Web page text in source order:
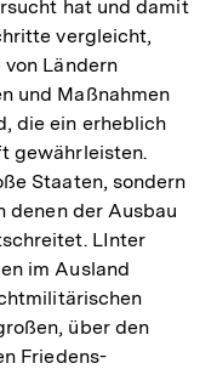
hat und damit
vergleicht,
von Ländern
und Maßnahmen
die ein erheblich
gewährleisten.
Staaten, sondern
denen der Ausbau
LInter
im Ausland
über den
Friedens-